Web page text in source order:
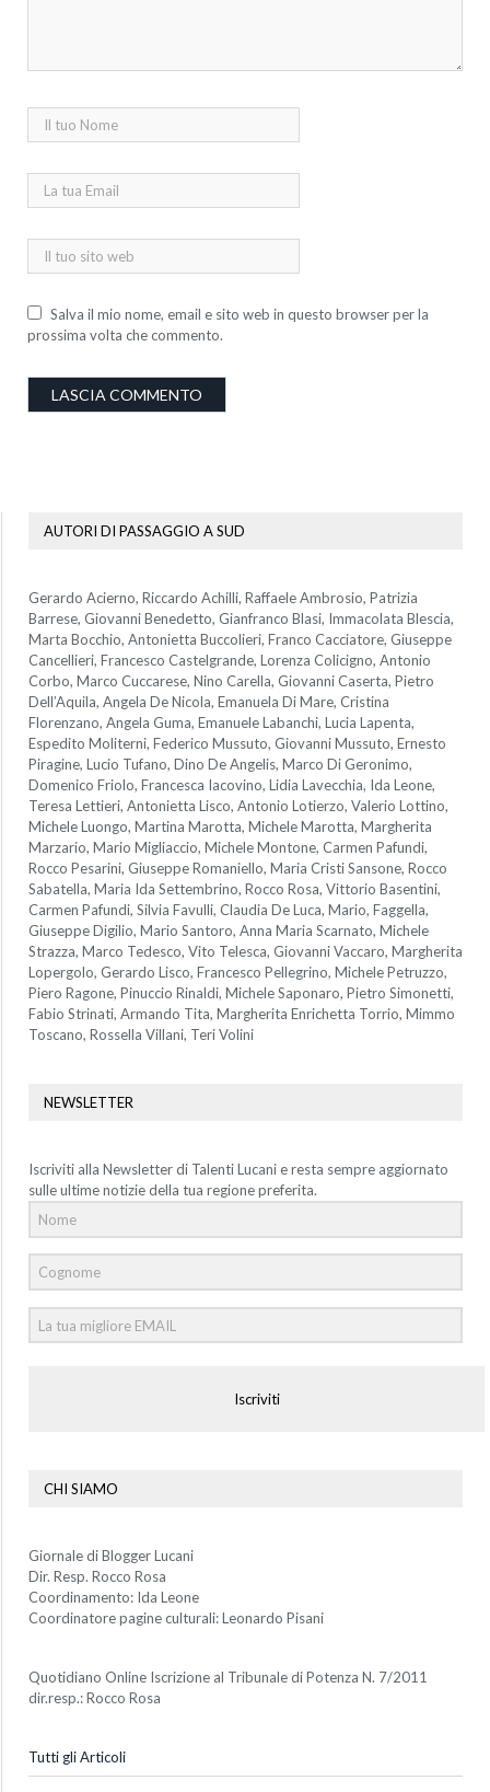
Salva il mio nome, email e sito web in questo browser per la
prossima volta che commento.
AUTORI DI PASSAGGIO A SUD
Gerardo Acierno, Riccardo Achilli, Raffaele Ambrosio, Patrizia
Barrese, Giovanni Benedetto, Gianfranco Blasi, Immacolata Blescia,
Marta Bocchio, Antonietta Buccolieri, Franco Cacciatore, Giuseppe
Cancellieri, Francesco Castelgrande, Lorenza Colicigno, Antonio
Corbo, Marco Cuccarese, Nino Carella, Giovanni Caserta, Pietro
Dell’Aquila, Angela De Nicola, Emanuela Di Mare, Cristina
Florenzano, Angela Guma, Emanuele Labanchi, Lucia Lapenta,
Espedito Moliterni, Federico Mussuto, Giovanni Mussuto, Ernesto
Piragine, Lucio Tufano, Dino De Angelis, Marco Di Geronimo,
Domenico Friolo, Francesca Iacovino, Lidia Lavecchia, Ida Leone,
Teresa Lettieri, Antonietta Lisco, Antonio Lotierzo, Valerio Lottino,
Michele Luongo, Martina Marotta, Michele Marotta, Margherita
Marzario, Mario Migliaccio, Michele Montone, Carmen Pafundi,
Rocco Pesarini, Giuseppe Romaniello, Maria Cristi Sansone, Rocco
Sabatella, Maria Ida Settembrino, Rocco Rosa, Vittorio Basentini,
Carmen Pafundi, Silvia Favulli, Claudia De Luca, Mario, Faggella,
Giuseppe Digilio, Mario Santoro, Anna Maria Scarnato, Michele
Strazza, Marco Tedesco, Vito Telesca, Giovanni Vaccaro, Margherita
Lopergolo, Gerardo Lisco, Francesco Pellegrino, Michele Petruzzo,
Piero Ragone, Pinuccio Rinaldi, Michele Saponaro, Pietro Simonetti,
Fabio Strinati, Armando Tita, Margherita Enrichetta Torrio, Mimmo
Toscano, Rossella Villani, Teri Volini
NEWSLETTER
Iscriviti alla Newsletter di Talenti Lucani e resta sempre aggiornato
sulle ultime notizie della tua regione preferita.
Iscriviti
CHI SIAMO
Giornale di Blogger Lucani
Dir. Resp. Rocco Rosa
Coordinamento: Ida Leone
Coordinatore pagine culturali: Leonardo Pisani
Quotidiano Online Iscrizione al Tribunale di Potenza N. 7/2011
dir.resp.: Rocco Rosa
Tutti gli Articoli